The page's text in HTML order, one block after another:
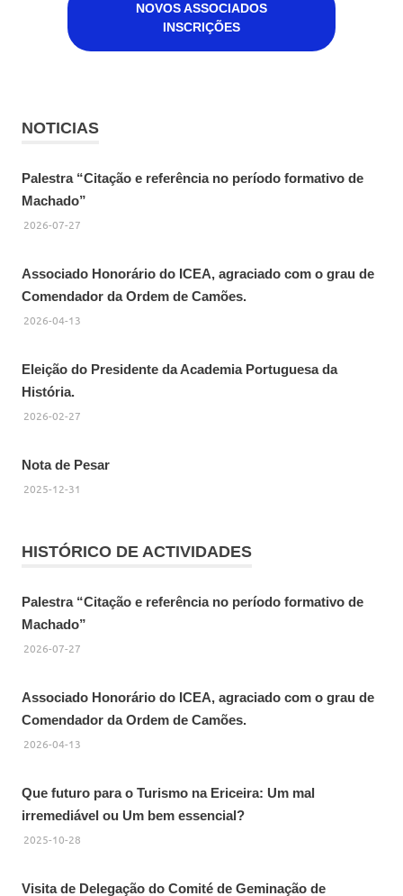
NOVOS ASSOCIADOS
INSCRIÇÕES
NOTICIAS
Palestra “Citação e referência no período formativo de
Machado”
2026-07-27
Associado Honorário do ICEA, agraciado com o grau de
Comendador da Ordem de Camões.
2026-04-13
Eleição do Presidente da Academia Portuguesa da
História.
2026-02-27
Nota de Pesar
2025-12-31
HISTÓRICO DE ACTIVIDADES
Palestra “Citação e referência no período formativo de
Machado”
2026-07-27
Associado Honorário do ICEA, agraciado com o grau de
Comendador da Ordem de Camões.
2026-04-13
Que futuro para o Turismo na Ericeira: Um mal
irremediável ou Um bem essencial?
2025-10-28
Visita de Delegação do Comité de Geminação de